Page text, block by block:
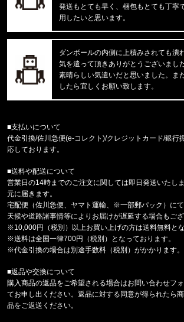
福岡県のお客様ご注文ありがとうござい
COLUMBIA/コロンビア
福岡県のお客様ご注文ありがとうござ
47 Brand/フォーティーセブンブランド
福岡県のお客様ご注文ありがとうござい
COLUMBIA/コロンビア
福岡県のお客様ご注文ありがとうござい
CALVIN KLEIN/カルバンクライン
福岡県のお客様ご注文ありがとうござ
reversal/リバーサル
rvddw DRY MESH TEE rvbs08
東京都のお客様ご注文ありがとうござい
COLUMBIA/コロンビア
キャッスルロック25Lバックパック
発送もとても早く、梱包もとても丁寧
用したいと思います。
ダンボールの内側に上積みされても潰
気を遣って頂きありがとうございました
素晴らしい気遣いだと思いました。ま
したら宜しくお願い致します。
■支払いについて
代金引換/佐川急便(e-コレクト)/クレジットカード/銀行
応しております。
■送料や配送について
営業日の14時までのご注文に関しては即日発送いたし
元に届きます。
宅配便（佐川急便、ヤマト運輸、※一部郵パック）にて
天候や道路諸事情等によりお届けが遅延する場合もござ
※10,000円（税別）以上お買い上げの方は送料無料とな
※送料は全国一律700円（税別）となっております。
※代金引換の場合は別途手数料（税別）がかかります。
■返品や交換について
購入商品の返品をご希望される場合はお問い合わせフ
てお申し出ください。返品に対する同意が得られたら
品をご返送ください。